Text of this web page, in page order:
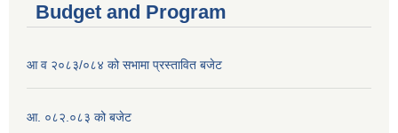
Budget and Program
आ व २०८३/०८४ को सभामा प्रस्तावित बजेट
आ. ०८२.०८३ को बजेट